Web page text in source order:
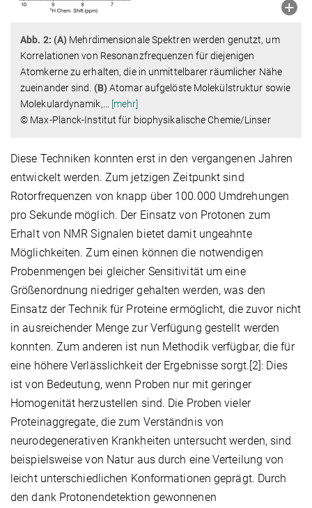
Abb. 2: (A) Mehrdimensionale Spektren werden genutzt, um
Korrelationen von Resonanzfrequenzen für diejenigen
Atomkerne zu erhalten, die in unmittelbarer räumlicher Nähe
zueinander sind. (B) Atomar aufgelöste Molekülstruktur sowie
Molekulardynamik,
[mehr]
© Max-Planck-Institut für biophysikalische Chemie/Linser
Diese Techniken konnten erst in den vergangenen Jahren
entwickelt werden. Zum jetzigen Zeitpunkt sind
Rotorfrequenzen von knapp über 100.000 Umdrehungen
pro Sekunde möglich. Der Einsatz von Protonen zum
Erhalt von NMR Signalen bietet damit ungeahnte
Möglichkeiten. Zum einen können die notwendigen
Probenmengen bei gleicher Sensitivität um eine
Größenordnung niedriger gehalten werden, was den
Einsatz der Technik für Proteine ermöglicht, die zuvor nicht
in ausreichender Menge zur Verfügung gestellt werden
konnten. Zum anderen ist nun Methodik verfügbar, die für
eine höhere Verlässlichkeit der Ergebnisse sorgt.[2]: Dies
ist von Bedeutung, wenn Proben nur mit geringer
Homogenität herzustellen sind. Die Proben vieler
Proteinaggregate, die zum Verständnis von
neurodegenerativen Krankheiten untersucht werden, sind
beispielsweise von Natur aus durch eine Verteilung von
leicht unterschiedlichen Konformationen geprägt. Durch
den dank Protonendetektion gewonnenen